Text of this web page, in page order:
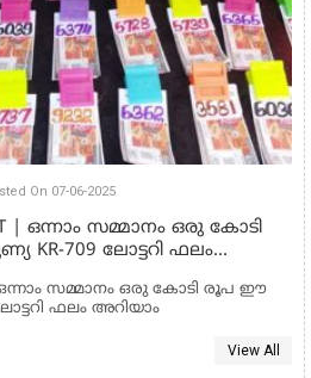
On 07-06-2025
| ഒന്നാം സമ്മാനം ഒരു കോടി
709 ലോട്ടറി ഫലം
| ഒന്നാം സമ്മാനം ഒരു കോടി രൂപ ഈ
ഫലം അറിയാം
View All